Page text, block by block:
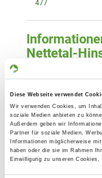
Diese Webseite verwendet
Wir verwenden Cookies, um
soziale Medien anbieten zu
Außerdem geben wir
Partner für soziale Medien,
Informationen möglicherweise
haben oder die sie im Rahmen
Einwilligung zu unseren Cookies,
477
Nettetal-
Vorsterstr. 20
41169
Übungsplatz:
Am
41334 Nettetal